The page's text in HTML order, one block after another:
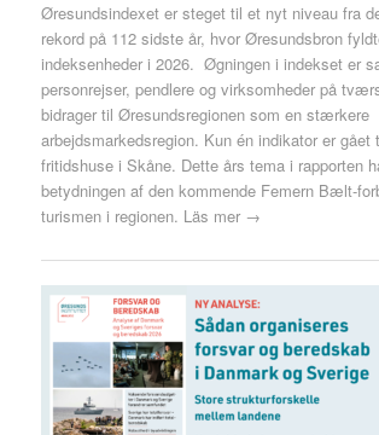
Øresundsindexet er steget til et nyt niveau fra
rekord på 112 sidste år, hvor Øresundsbron
indeksenheder i 2026. Øgningen i indekset er
personrejser, pendlere og virksomheder på
bidrager til Øresundsregionen som en stærkere
arbejdsmarkedsregion. Kun én indikator er gået
fritidshuse i Skåne. Dette års tema i rapporten
betydningen af den kommende Femern Bælt-
turismen i regionen. Läs mer →